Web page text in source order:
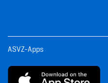
ASVZ-Apps